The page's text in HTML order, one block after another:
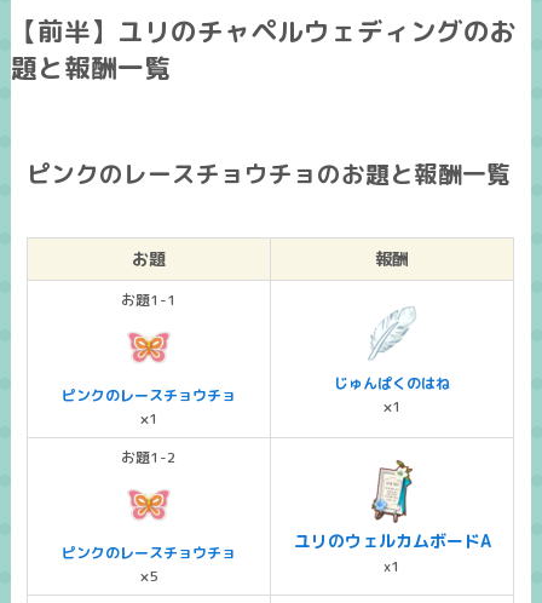
【前半】ユリのチャペルウェディングのお
題と報酬一覧
ピンクのレースチョウチョのお題と報酬一覧
お題 報酬
お題1-1
ピンクのレースチョウチョ
×1
じゅんぱくのはね
×1
お題1-2
ピンクのレースチョウチョ
×5
ユリのウェルカムボードA
x1